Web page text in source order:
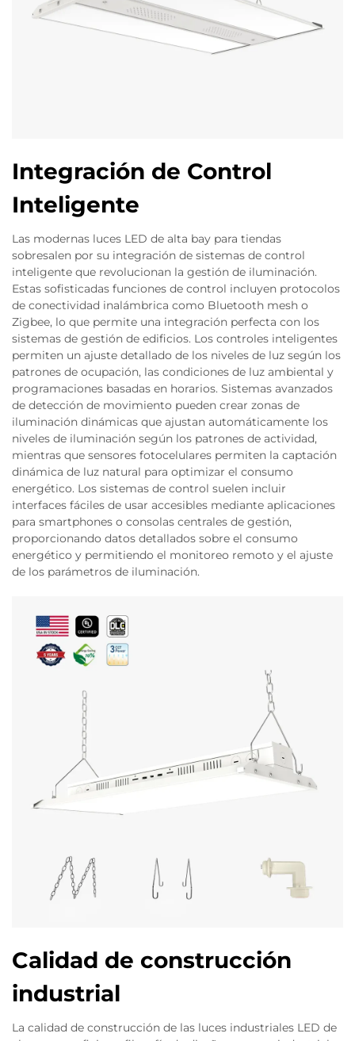
Integración de Control
Inteligente
Las modernas luces LED de alta bay para tiendas
sobresalen por su integración de sistemas de control
inteligente que revolucionan la gestión de iluminación.
Estas sofisticadas funciones de control incluyen protocolos
de conectividad inalámbrica como Bluetooth mesh o
Zigbee, lo que permite una integración perfecta con los
sistemas de gestión de edificios. Los controles inteligentes
permiten un ajuste detallado de los niveles de luz según los
patrones de ocupación, las condiciones de luz ambiental y
programaciones basadas en horarios. Sistemas avanzados
de detección de movimiento pueden crear zonas de
iluminación dinámicas que ajustan automáticamente los
niveles de iluminación según los patrones de actividad,
mientras que sensores fotocelulares permiten la captación
dinámica de luz natural para optimizar el consumo
energético. Los sistemas de control suelen incluir
interfaces fáciles de usar accesibles mediante aplicaciones
para smartphones o consolas centrales de gestión,
proporcionando datos detallados sobre el consumo
energético y permitiendo el monitoreo remoto y el ajuste
de los parámetros de iluminación.
Calidad de construcción
industrial
La calidad de construcción de las luces industriales LED de